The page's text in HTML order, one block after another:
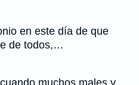
en este día de que
de todos,…